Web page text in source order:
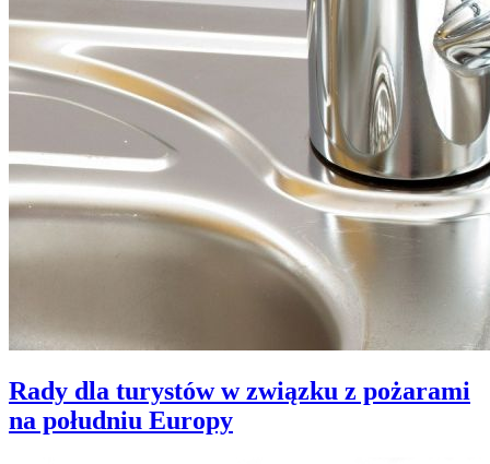
Rady dla turystów w związku z pożarami
na południu Europy